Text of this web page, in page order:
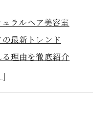
ラルヘア美容室
最新トレンド
理由を徹底紹介
の美容室とは
イントまとめ